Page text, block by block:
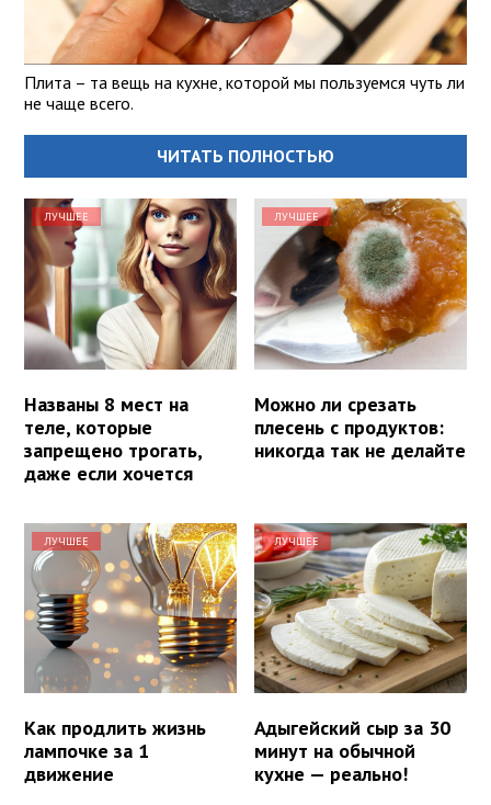
Плита – та вещь на кухне, которой мы пользуемся чуть ли
не чаще всего.
ЧИТАТЬ ПОЛНОСТЬЮ
ЛУЧШЕЕ
Названы 8 мест на
теле, которые
запрещено трогать,
даже если хочется
ЛУЧШЕЕ
Можно ли срезать
плесень с продуктов:
никогда так не делайте
ЛУЧШЕЕ
Как продлить жизнь
лампочке за 1
движение
ЛУЧШЕЕ
Адыгейский сыр за 30
минут на обычной
кухне — реально!